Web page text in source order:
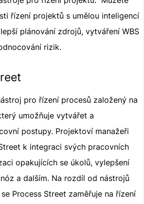
řízení projektů s umělou inteligencí
plánování zdrojů, vytváření WBS
rizik.
pro řízení procesů založený na
umožňuje vytvářet a
postupy. Projektoví manažeři
k integraci svých pracovních
opakujících se úkolů, vylepšení
a dalším. Na rozdíl od nástrojů
Process Street zaměřuje na řízení